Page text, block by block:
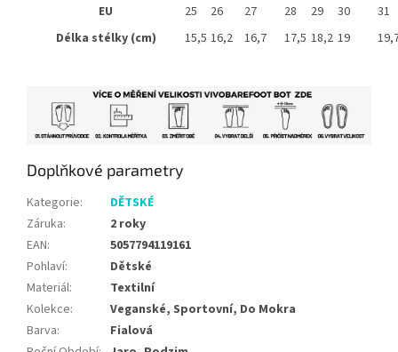
EU 25 26 27 28 29 30
31
Délka stélky (cm)
15,5 16,2 16,7 17,5 18,2 19
Doplňkové parametry
Kategorie:
DĚTSKÉ
Záruka:
2 roky
EAN:
5057794119161
Pohlaví:
Dětské
Materiál:
Textilní
Kolekce:
Veganské, Sportovní, Do Mokra
Barva:
Fialová